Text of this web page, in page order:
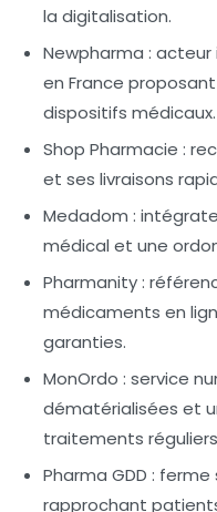
la digitalisation.
Newpharma :
en France
dispositifs médicaux.
Shop Pharmacie :
et ses livraisons
Medadom :
médical et une
Pharmanity:
médicaments en
garanties.
MonOrdo : service
dématérialisées et
traitements
Pharma GDD : ferme
rapprochant